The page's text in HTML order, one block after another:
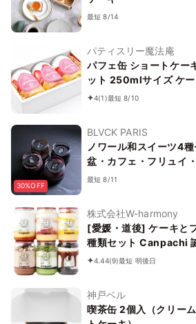
最短 8/14
パティスリー魔法庵
パフェ缶 ショートケー
ット 250mlサイズ ケ
4(1)最短 8/10
30%OFF
BLVCK PARIS
ノワール和スイーツ4
盆・カフェ・フリュイ
最短 8/11
株式会社W-harmony
[愛媛・道後] ケーキと
種類セット Canpachi
ギフト お中元 暑中見舞
4.44(9)最短 明後日
神戸ベル
喫茶缶 2個入（クリー